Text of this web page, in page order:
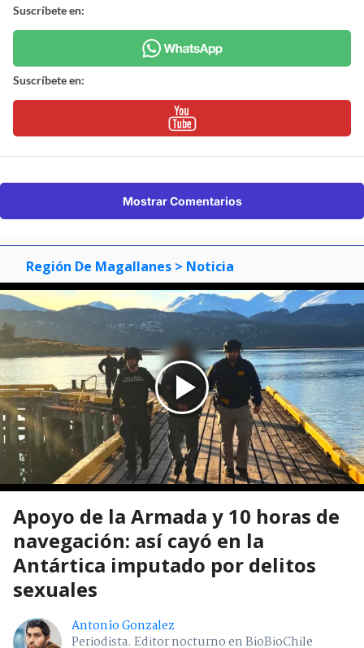
Suscríbete en:
Suscríbete en:
Mostrar Comentarios
Región De Magallanes > Noticia
Apoyo de la Armada y 10 horas de
navegación: así cayó en la
Antártica imputado por delitos
sexuales
Antonio Gonzalez
Periodista. Editor nocturno en BioBioChile